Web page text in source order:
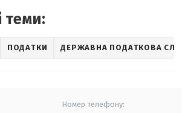
теми:
ПОДАТКИ ДЕРЖАВНА ПОДАТКОВА
Номер телефону: